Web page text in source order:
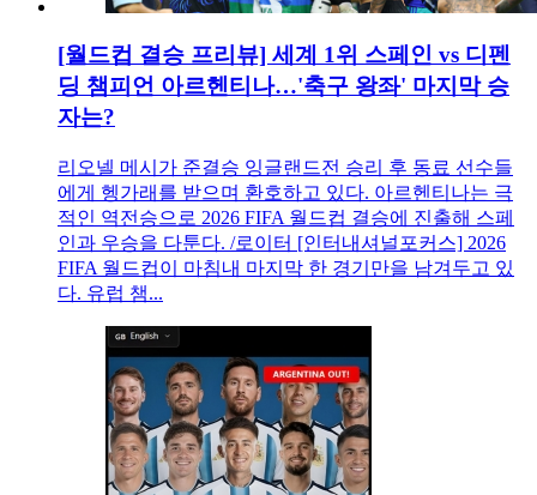
[월드컵 결승 프리뷰] 세계 1위 스페인 vs 디펜
딩 챔피언 아르헨티나…'축구 왕좌' 마지막 승
자는?
리오넬 메시가 준결승 잉글랜드전 승리 후 동료 선수들
에게 헹가래를 받으며 환호하고 있다. 아르헨티나는 극
적인 역전승으로 2026 FIFA 월드컵 결승에 진출해 스페
인과 우승을 다툰다. /로이터 [인터내셔널포커스] 2026
FIFA 월드컵이 마침내 마지막 한 경기만을 남겨두고 있
다. 유럽 챔...